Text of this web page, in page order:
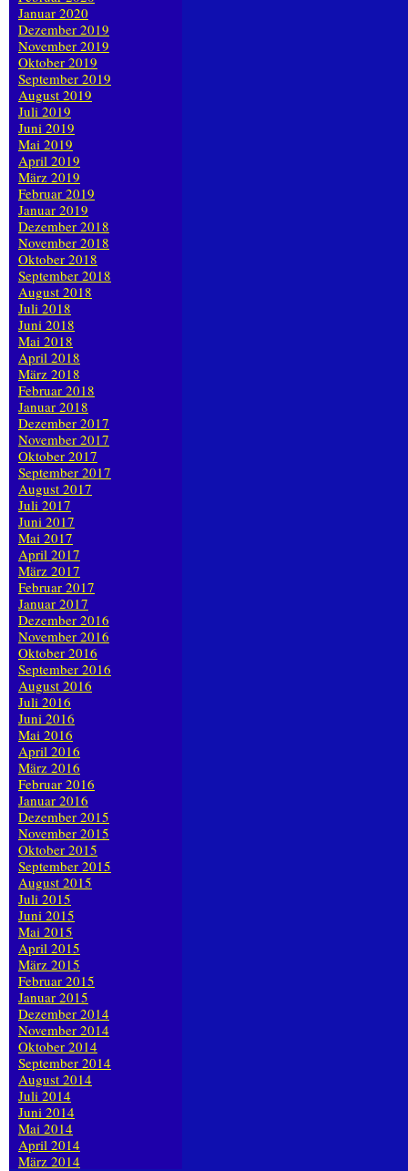
Januar 2020
Dezember 2019
November 2019
Oktober 2019
September 2019
August 2019
Juli 2019
Juni 2019
Mai 2019
April 2019
März 2019
Februar 2019
Januar 2019
Dezember 2018
November 2018
Oktober 2018
September 2018
August 2018
Juli 2018
Juni 2018
Mai 2018
April 2018
März 2018
Februar 2018
Januar 2018
Dezember 2017
November 2017
Oktober 2017
September 2017
August 2017
Juli 2017
Juni 2017
Mai 2017
April 2017
März 2017
Februar 2017
Januar 2017
Dezember 2016
November 2016
Oktober 2016
September 2016
August 2016
Juli 2016
Juni 2016
Mai 2016
April 2016
März 2016
Februar 2016
Januar 2016
Dezember 2015
November 2015
Oktober 2015
September 2015
August 2015
Juli 2015
Juni 2015
Mai 2015
April 2015
März 2015
Februar 2015
Januar 2015
Dezember 2014
November 2014
Oktober 2014
September 2014
August 2014
Juli 2014
Juni 2014
Mai 2014
April 2014
März 2014